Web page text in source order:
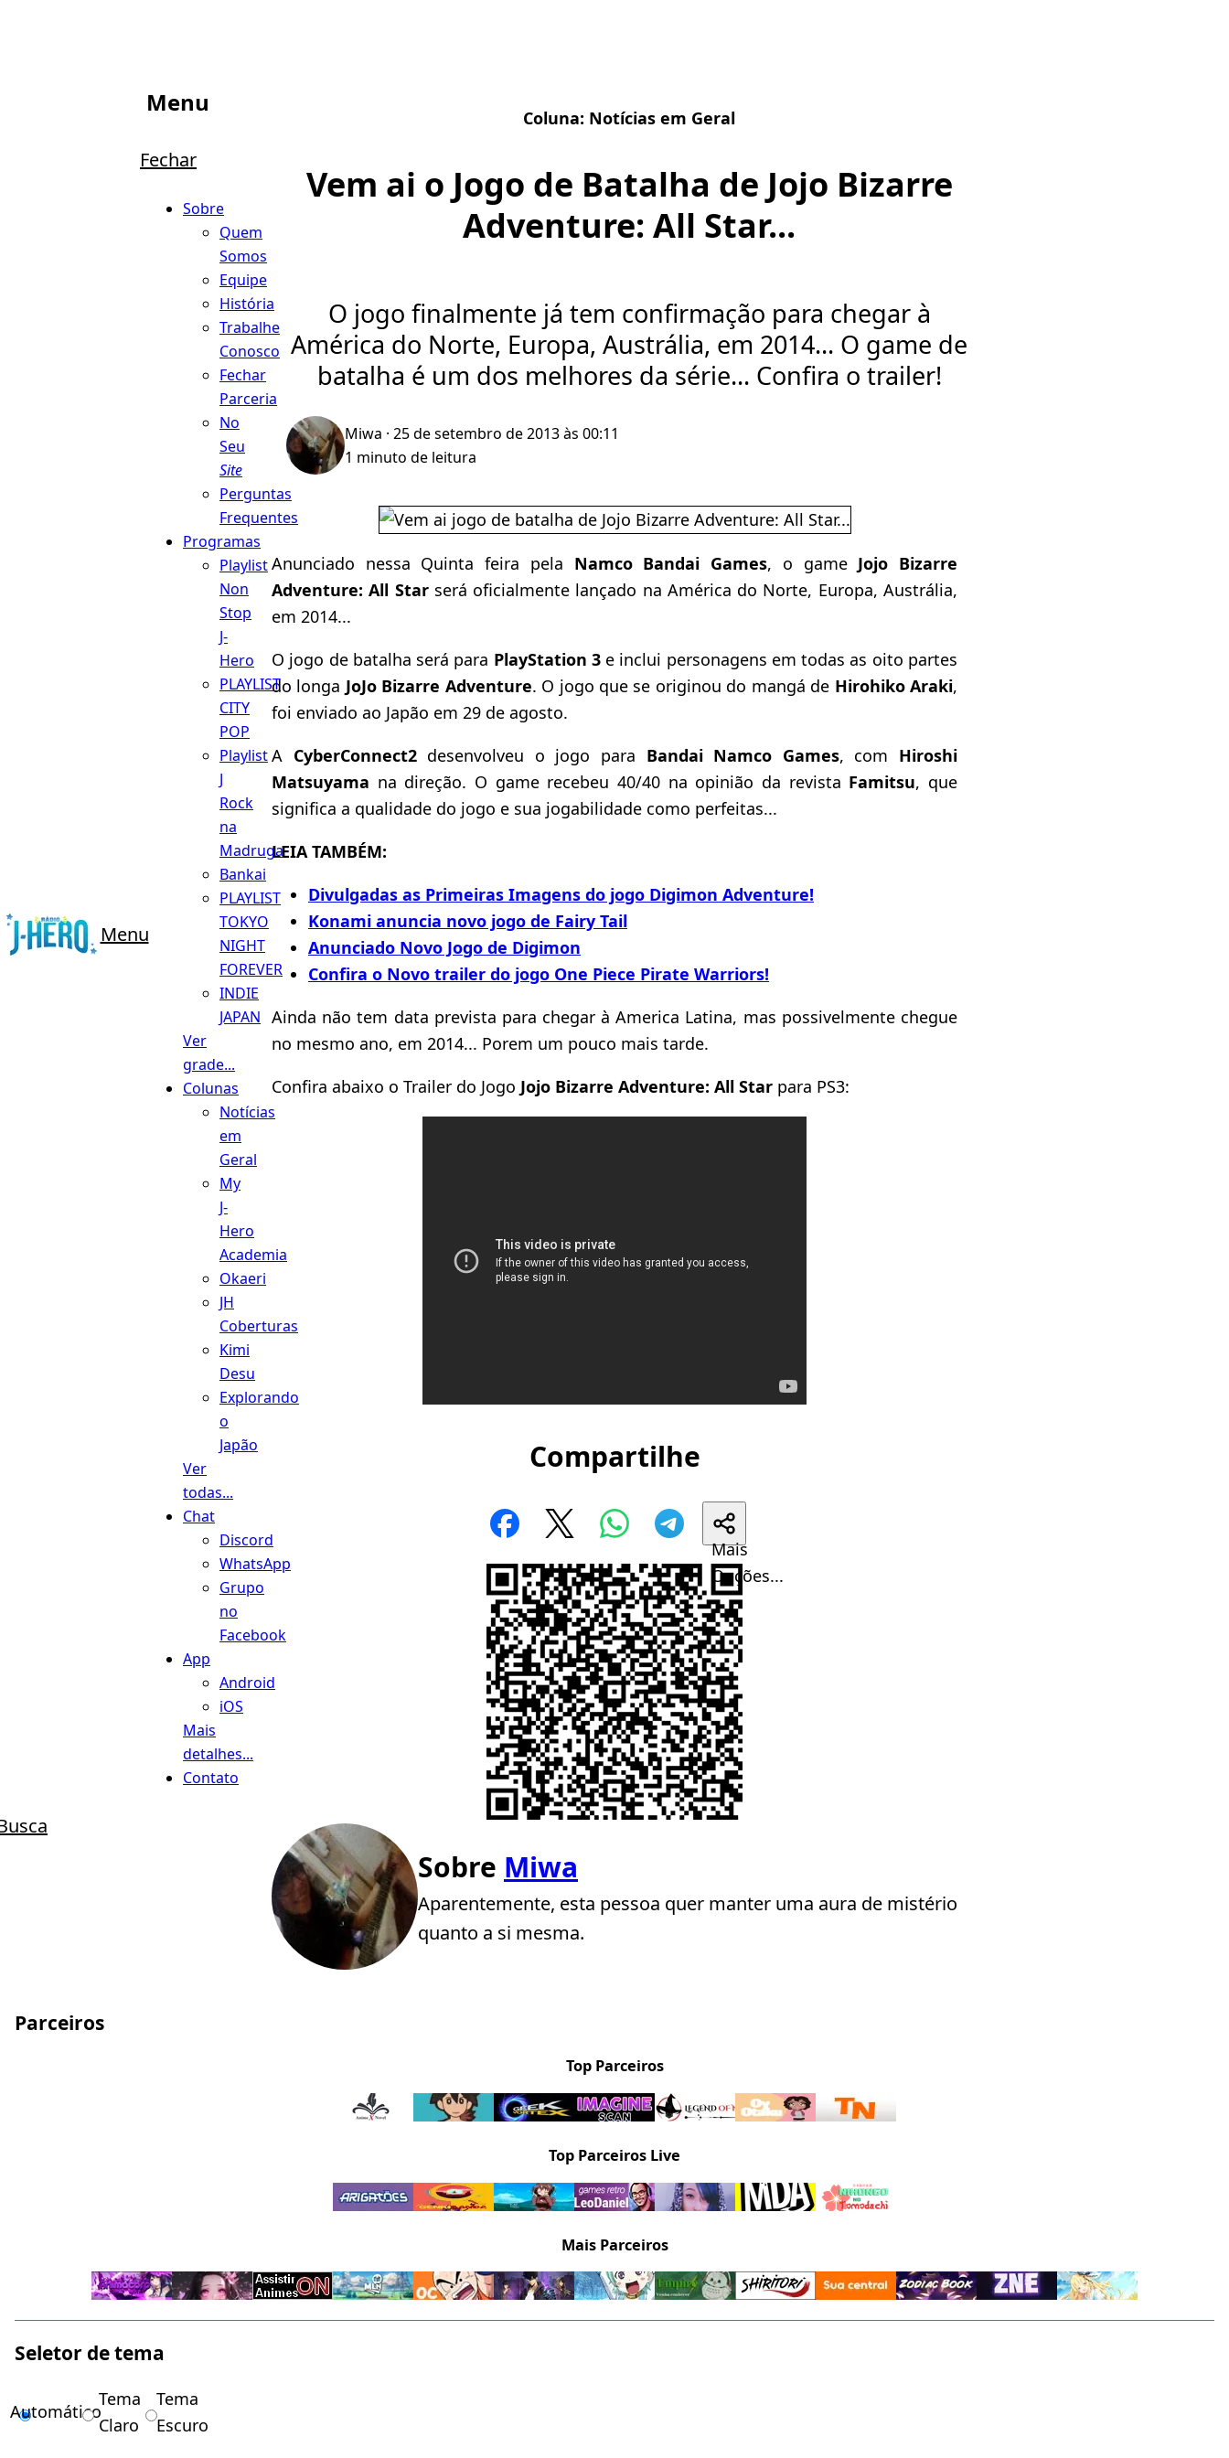
Menu
Menu
Fechar
Sobre
Quem
Somos
Equipe
História
Trabalhe
Conosco
Fechar
Parceria
No
Seu
Site
Perguntas
Frequentes
Programas
Playlist
Non
Stop
J-
Hero
PLAYLIST
CITY
POP
Playlist
J
Rock
na
Madruga
Bankai
PLAYLIST
TOKYO
NIGHT
FOREVER
INDIE
JAPAN
Ver
grade...
Colunas
Notícias
em
Geral
My
J-
Hero
Academia
Okaeri
JH
Coberturas
Kimi
Desu
Explorando
o
Japão
Ver
todas...
Chat
Discord
WhatsApp
Grupo
no
Facebook
App
Android
iOS
Mais
detalhes...
Contato
Coluna: Notícias em Geral
Vem ai o Jogo de Batalha de Jojo Bizarre
Adventure: All Star...
O jogo finalmente já tem confirmação para chegar à
América do Norte, Europa, Austrália, em 2014... O game de
batalha é um dos melhores da série... Confira o trailer!
Miwa · 25 de setembro de 2013 às 00:11
1 minuto de leitura
Anunciado nessa Quinta feira pela Namco Bandai Games, o game Jojo Bizarre
Adventure: All Starserá oficialmente lançado na América do Norte, Europa, Austrália,
em 2014...
O jogo de batalha será para PlayStation 3e inclui personagens em todas as oito partes
do longa JoJo Bizarre Adventure. O jogo que se originou do mangá de Hirohiko Araki,
foi enviado ao Japão em 29 de agosto.
A CyberConnect2desenvolveu o jogo para Bandai Namco Games, com Hiroshi
Matsuyama na direção. O game recebeu 40/40 na opinião da revista Famitsu, que
significa a qualidade do jogo e sua jogabilidade como perfeitas...
LEIA TAMBÉM:
Divulgadas as Primeiras Imagens do jogo Digimon Adventure!
Konami anuncia novo jogo de Fairy Tail
Anunciado Novo Jogo de Digimon
Confira o Novo trailer do jogo One Piece Pirate Warriors!
Ainda não tem data prevista para chegar à America Latina, mas possivelmente chegue
no mesmo ano, em 2014... Porem um pouco mais tarde.
Confira abaixo o Trailer do Jogo Jojo Bizarre Adventure: All Star para PS3:
Compartilhe
Mais
Opções...
Sobre Miwa
Aparentemente, esta pessoa quer manter uma aura de mistério
quanto a si mesma.
Parceiros
Top Parceiros
Top Parceiros Live
Mais Parceiros
Seletor de tema
Automático
Tema
Claro
Tema
Escuro